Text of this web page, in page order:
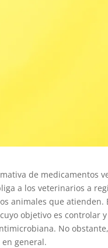
de medicamentos
a los veterinarios a
animales que
objetivo es controlar
No
general.